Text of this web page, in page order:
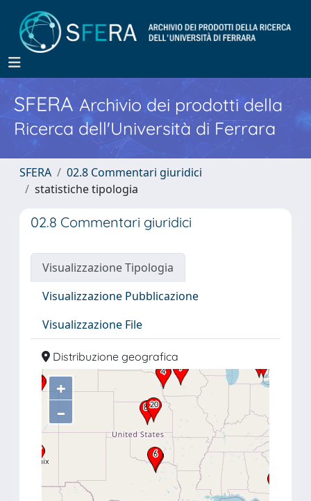
SFERA Archivio dei prodotti della
Ricerca dell'Università di Ferrara
SFERA
02.8 Commentari giuridici
statistiche tipologia
02.8 Commentari giuridici
Visualizzazione Tipologia
Visualizzazione Pubblicazione
Visualizzazione File
Distribuzione geografica
+
–